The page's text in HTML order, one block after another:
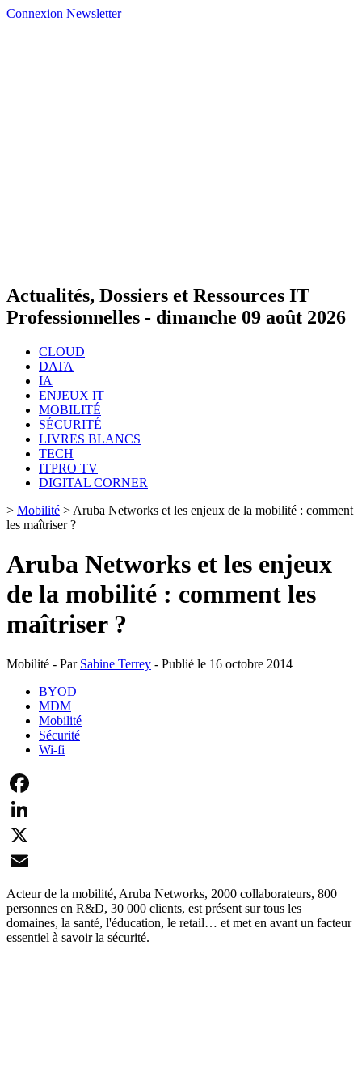
Connexion Newsletter
Actualités, Dossiers et Ressources IT
Professionnelles - dimanche 09 août 2026
CLOUD
DATA
IA
ENJEUX IT
MOBILITÉ
SÉCURITÉ
LIVRES BLANCS
TECH
ITPRO TV
DIGITAL CORNER
> Mobilité > Aruba Networks et les enjeux de la mobilité : comment
les maîtriser ?
Aruba Networks et les enjeux
de la mobilité : comment les
maîtriser ?
Mobilité - Par Sabine Terrey - Publié le 16 octobre 2014
BYOD
MDM
Mobilité
Sécurité
Wi-fi
Facebook
LinkedIn
X
Email
Acteur de la mobilité, Aruba Networks, 2000 collaborateurs, 800
personnes en R&D, 30 000 clients, est présent sur tous les
domaines, la santé, l'éducation, le retail… et met en avant un facteur
essentiel à savoir la sécurité.